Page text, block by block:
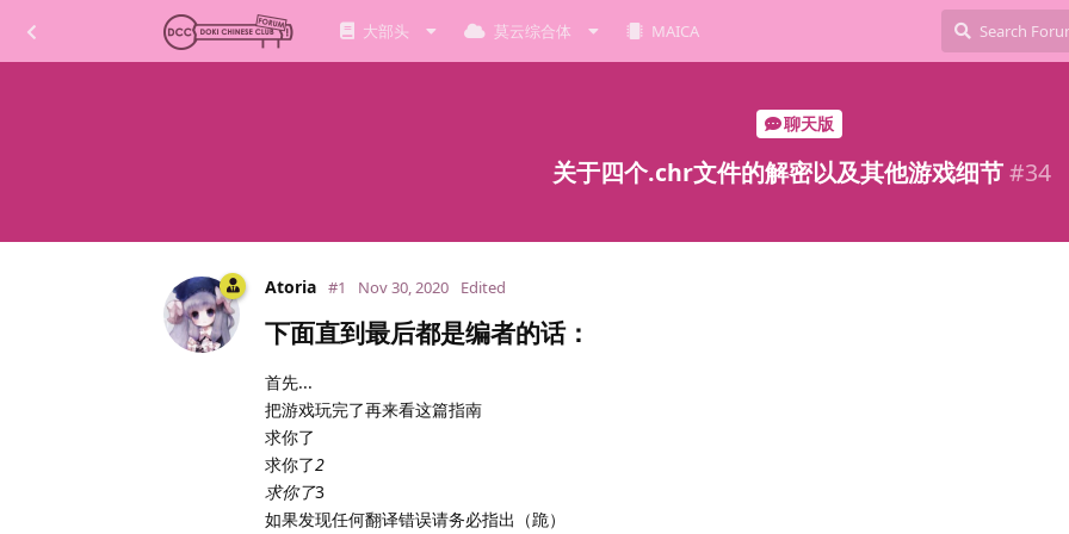
大部头 莫云综合体 MAICA
聊天版
关于四个.chr文件的解密以及其他游戏细节#34
Atoria #1 Nov 30, 2020 Edited
下面直到最后都是编者的话：
首先...
把游戏玩完了再来看这篇指南
求你了
求你了2
求你了3
如果发现任何翻译错误请务必指出（跪）